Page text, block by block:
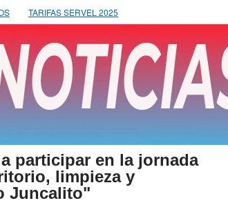
TARIFAS SERVEL 2025
participar en la jornada
limpieza y
Juncalito"